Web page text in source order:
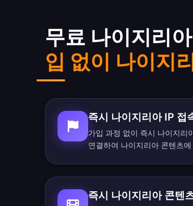
무료 나이지리
입 없이 나이지
즉시 나이지리아 IP 접
가입 과정 없이 즉시 나이지리
연결하여 나이지리아 콘텐츠
즉시 나이지리아 콘텐